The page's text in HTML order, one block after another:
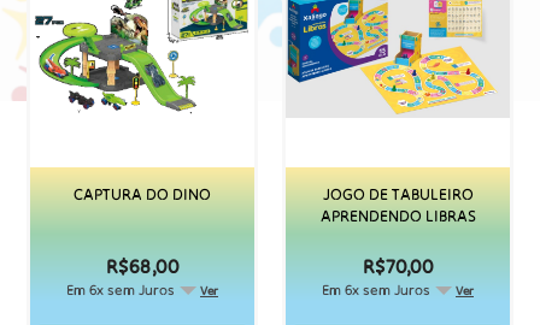
CAPTURA DO DINO
R$68,00
Em 6x sem Juros Ver
JOGO DE TABULEIRO
APRENDENDO LIBRAS
R$70,00
Em 6x sem Juros Ver